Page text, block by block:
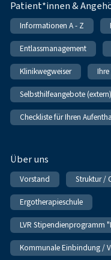
Patient*innen &
Informationen A - Z
Entlassmanagement
Klinikwegweiser
Selbsthilfeangebote (extern)
Checkliste für Ihren
Über uns
Vorstand Struktur /
Ergotherapieschule
LVR Stipendienprogramm
Kommunale Einbindung /